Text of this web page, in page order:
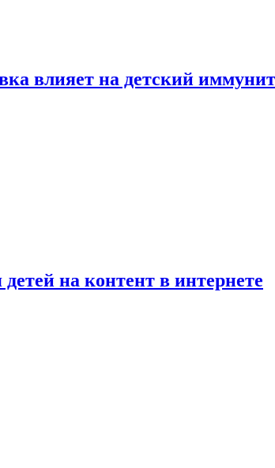
влияет на детский
на контент в интернете